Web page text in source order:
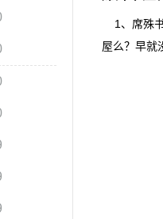
1、席殊
屋么？早就